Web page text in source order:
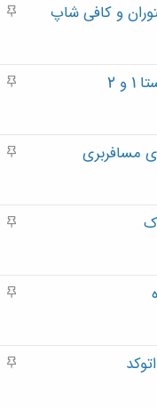
م
و کافی شاپ
م
2
م
مسافربری
م
م
م